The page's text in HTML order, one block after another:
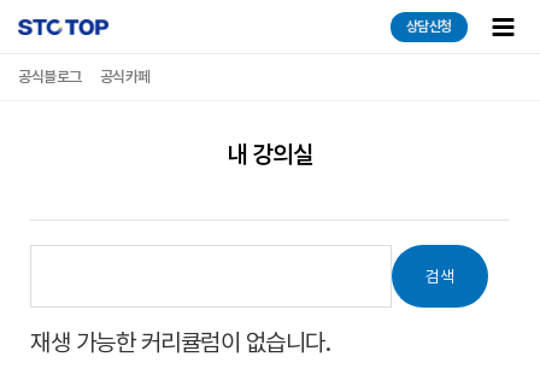
건너뛰기
상담신청
Main
공식블로그 공식카페
내 강의실
검색
재생 가능한 커리큘럼이 없습니다.